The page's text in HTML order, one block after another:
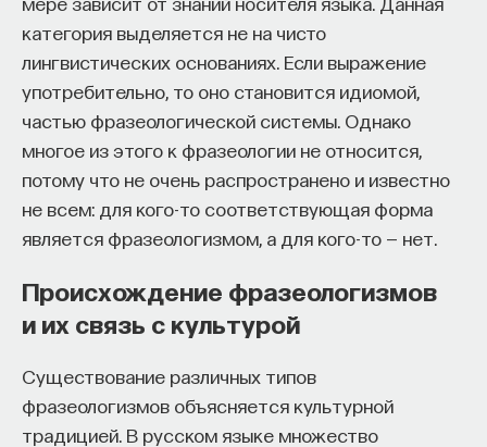
категория выделяется не на чисто
лингвистических основаниях. Если выражение
употребительно, то оно становится идиомой,
частью фразеологической системы. Однако
многое из этого к фразеологии не относится,
потому что не очень распространено и известно
не всем: для кого-то соответствующая форма
является фразеологизмом, а для кого-то — нет.
Происхождение фразеологизмов
и их связь с культурой
Существование различных типов
фразеологизмов объясняется культурной
традицией. В русском языке множество